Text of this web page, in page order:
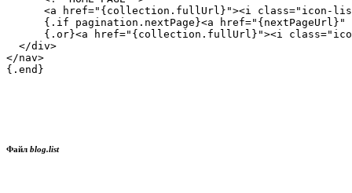
<a href="{collection.fullUrl}"><i class="icon-
{.if pagination.nextPage}<a
{.or}<a href="{collection.fullUrl}"><i
  </div>
</nav>
{.end}
Файл blog.list